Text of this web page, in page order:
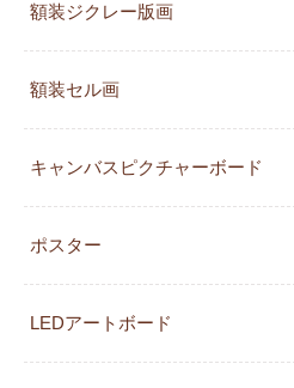
額装ジクレー版画
額装セル画
キャンバスピクチャーボード
ポスター
LEDアートボード